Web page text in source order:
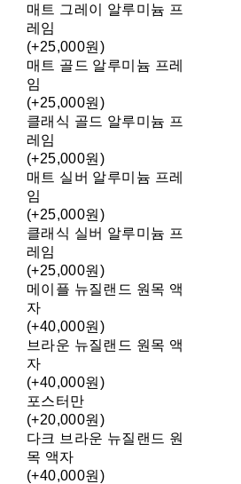
매트 그레이 알루미늄 프
레임
(+25,000원)
매트 골드 알루미늄 프레
임
(+25,000원)
클래식 골드 알루미늄 프
레임
(+25,000원)
매트 실버 알루미늄 프레
임
(+25,000원)
클래식 실버 알루미늄 프
레임
(+25,000원)
메이플 뉴질랜드 원목 액
자
(+40,000원)
브라운 뉴질랜드 원목 액
자
(+40,000원)
포스터만
(+20,000원)
다크 브라운 뉴질랜드 원
목 액자
(+40,000원)